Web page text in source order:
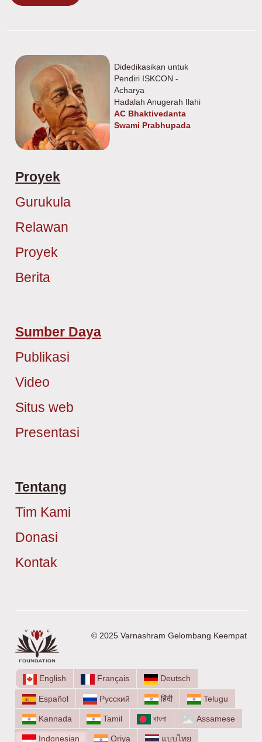
Didedikasikan untuk
Pendiri ISKCON -
Acharya
Hadalah Anugerah Ilahi
AC Bhaktivedanta
Swami Prabhupada
Proyek
Gurukula
Relawan
Proyek
Berita
Sumber Daya
Publikasi
Video
Situs web
Presentasi
Tentang
Tim Kami
Donasi
Kontak
© 2025 Varnashram Gelombang Keempat
English Français Deutsch
Español Русский हिंदी Telugu
Kannada Tamil বাংলা Assamese
Indonesian Oriya แบบไทย